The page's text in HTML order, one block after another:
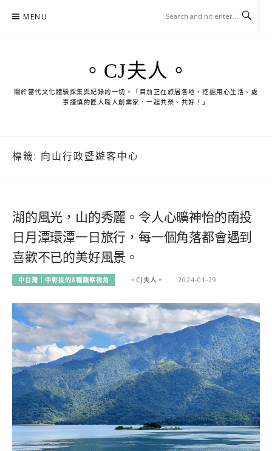
MENU
。CJ夫人。
關於當代文化體驗採集與紀錄的一切。「目前正在旅居各地，挖掘用心生活、處
事謹慎的匠人職人創業家，一起共榮、共好！」
標籤: 向山行政暨遊客中心
湖的風光，山的秀麗。令人心曠神怡的南投
日月潭環潭一日旅行，每一個角落都會遇到
喜歡不已的美好風景。
中台灣｜中彰投的8種觀察視角 。CJ夫人。 2024-01-29